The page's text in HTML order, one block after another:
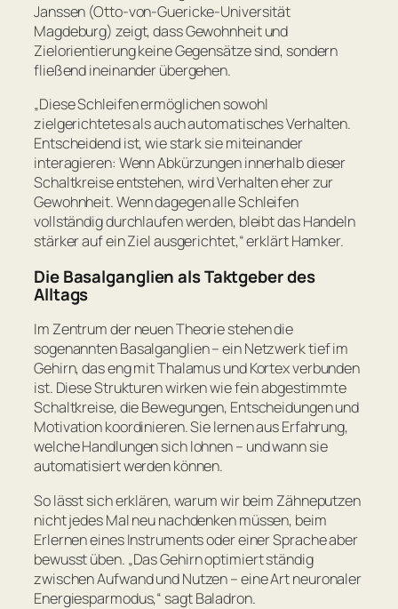
Janssen (Otto-von-Guericke-Universität
Magdeburg) zeigt, dass Gewohnheit und
Zielorientierung keine Gegensätze sind, sondern
fließend ineinander übergehen.
„Diese Schleifen ermöglichen sowohl
zielgerichtetes als auch automatisches Verhalten.
Entscheidend ist, wie stark sie miteinander
interagieren: Wenn Abkürzungen innerhalb dieser
Schaltkreise entstehen, wird Verhalten eher zur
Gewohnheit. Wenn dagegen alle Schleifen
vollständig durchlaufen werden, bleibt das Handeln
stärker auf ein Ziel ausgerichtet,“erklärt Hamker.
Die Basalganglien als Taktgeber des
Alltags
Im Zentrum der neuen Theorie stehen die
sogenannten Basalganglien – ein Netzwerk tief im
Gehirn, das eng mit Thalamus und Kortex verbunden
ist. Diese Strukturen wirken wie fein abgestimmte
Schaltkreise, die Bewegungen, Entscheidungen und
Motivation koordinieren. Sie lernen aus Erfahrung,
welche Handlungen sich lohnen – und wann sie
automatisiert werden können.
So lässt sich erklären, warum wir beim Zähneputzen
nicht jedes Mal neu nachdenken müssen, beim
Erlernen eines Instruments oder einer Sprache aber
bewusst üben. „Das Gehirn optimiert ständig
zwischen Aufwand und Nutzen – eine Art neuronaler
Energiesparmodus,“ sagt Baladron.